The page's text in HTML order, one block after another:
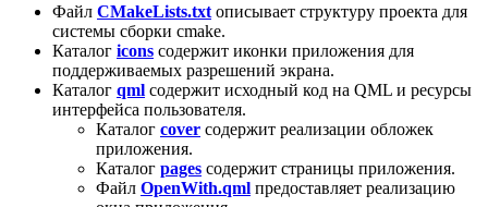
Файл CMakeLists.txt описывает структуру проекта для
системы сборки сmake.
Каталог icons содержит иконки приложения для
поддерживаемых разрешений экрана.
Каталог qml содержит исходный код на QML и ресурсы
интерфейса пользователя.
Каталог cover содержит реализации обложек
приложения.
Каталог pages содержит страницы приложения.
Файл OpenWith.qml предоставляет реализацию